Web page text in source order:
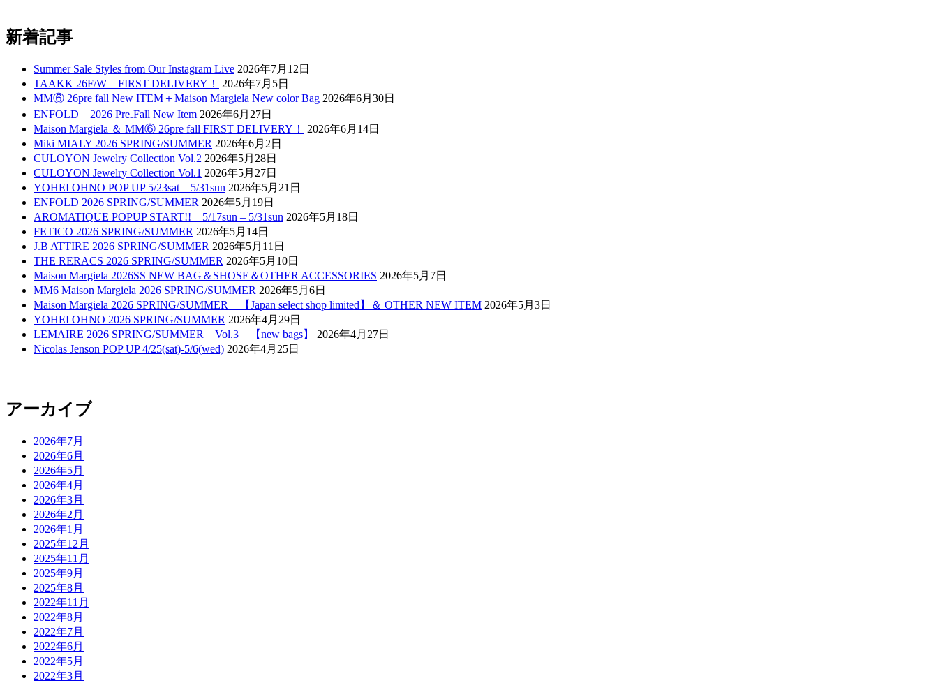
新着記事
Summer Sale Styles from Our Instagram Live 2026年7月12日
TAAKK 26F/W FIRST DELIVERY！
2026年7月5日
MM⑥ 26pre fall New ITEM＋Maison Margiela New color Bag 2026年6月30日
ENFOLD 2026 Pre₋Fall New Item 2026年6月27日
Maison Margiela ＆ MM⑥ 26pre fall FIRST DELIVERY！
2026年6月14日
Miki MIALY 2026 SPRING/SUMMER 2026年6月2日
CULOYON Jewelry Collection Vol.2 2026年5月28日
CULOYON Jewelry Collection Vol.1 2026年5月27日
YOHEI OHNO POP UP 5/23sat – 5/31sun 2026年5月21日
ENFOLD 2026 SPRING/SUMMER 2026年5月19日
AROMATIQUE POPUP START!! 5/17sun – 5/31sun 2026年5月18日
FETICO 2026 SPRING/SUMMER 2026年5月14日
J.B ATTIRE 2026 SPRING/SUMMER 2026年5月11日
THE RERACS 2026 SPRING/SUMMER 2026年5月10日
Maison Margiela 2026SS NEW BAG＆SHOSE＆OTHER ACCESSORIES 2026年5月7日
MM6 Maison Margiela 2026 SPRING/SUMMER 2026年5月6日
Maison Margiela 2026 SPRING/SUMMER 【Japan select shop limited】＆ OTHER NEW ITEM 2026年5月3日
YOHEI OHNO 2026 SPRING/SUMMER 2026年4月29日
LEMAIRE 2026 SPRING/SUMMER Vol.3 【new bags】
2026年4月27日
Nicolas Jenson POP UP 4/25(sat)-5/6(wed) 2026年4月25日
アーカイブ
2026年7月
2026年6月
2026年5月
2026年4月
2026年3月
2026年2月
2026年1月
2025年12月
2025年11月
2025年9月
2025年8月
2022年11月
2022年8月
2022年7月
2022年6月
2022年5月
2022年3月